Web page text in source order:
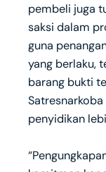
pembeli juga
saksi dalam
guna
yang berlaku,
barang bukti
penyidikan